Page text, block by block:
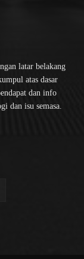
latar belakang
atas dasar
dan info
dan isu semasa.